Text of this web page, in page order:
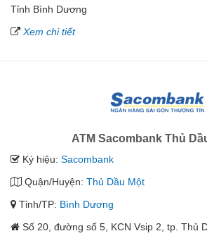
Tỉnh Bình Dương
Xem chi tiết
ATM Sacombank Thủ
Ký hiệu: Sacombank
Quận/Huyện: Thủ Dầu Một
Tỉnh/TP: Bình Dương
Số 20, đường số 5, KCN Vsip 2, tp. Thủ